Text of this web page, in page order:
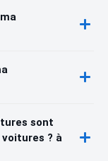
sont
? à